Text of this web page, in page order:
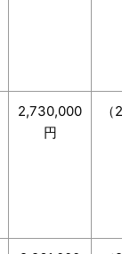
2,730,000
円